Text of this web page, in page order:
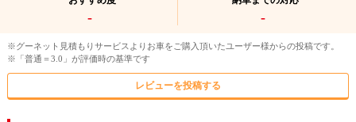
- -
※グーネット見積もりサービスよりお車をご購入頂いたユーザー様からの投稿です。
※「普通＝3.0」が評価時の基準です
レビューを投稿する